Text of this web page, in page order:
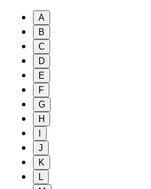
A
B
C
D
E
F
G
H
J
K
L